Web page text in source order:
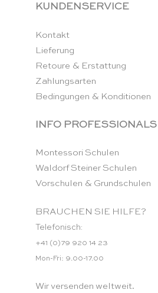
KUNDENSERVICE
Kontakt
Lieferung
Retoure & Erstattung
Zahlungsarten
Bedingungen & Konditionen
INFO PROFESSIONALS
Montessori Schulen
Waldorf Steiner Schulen
Vorschulen & Grundschulen
BRAUCHEN SIE HILFE?
Telefonisch:
+41 (0)79 920 14 23
Mon-Fri: 9.00-17.00
Wir versenden weltweit.